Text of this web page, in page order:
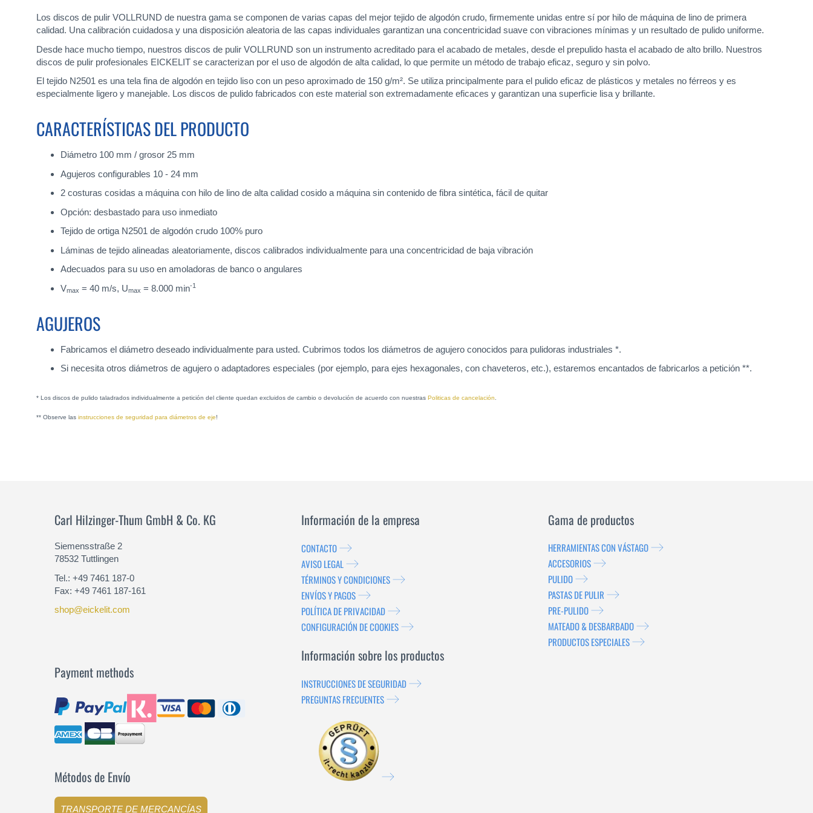
Los discos de pulir VOLLRUND de nuestra gama se componen de varias capas del mejor tejido de algodón crudo, firmemente unidas entre sí por hilo de máquina de lino de primera
calidad. Una calibración cuidadosa y una disposición aleatoria de las capas individuales garantizan una concentricidad suave con vibraciones mínimas y un resultado de pulido uniforme.
Desde hace mucho tiempo, nuestros discos de pulir VOLLRUND son un instrumento acreditado para el acabado de metales, desde el prepulido hasta el acabado de alto brillo. Nuestros
discos de pulir profesionales EICKELIT se caracterizan por el uso de algodón de alta calidad, lo que permite un método de trabajo eficaz, seguro y sin polvo.
El tejido N2501 es una tela fina de algodón en tejido liso con un peso aproximado de 150 g/m². Se utiliza principalmente para el pulido eficaz de plásticos y metales no férreos y es
especialmente ligero y manejable. Los discos de pulido fabricados con este material son extremadamente eficaces y garantizan una superficie lisa y brillante.
CARACTERÍSTICAS DEL PRODUCTO
Diámetro 100 mm / grosor 25 mm
Agujeros configurables 10 - 24 mm
2 costuras cosidas a máquina con hilo de lino de alta calidad cosido a máquina sin contenido de fibra sintética, fácil de quitar
Opción: desbastado para uso inmediato
Tejido de ortiga N2501 de algodón crudo 100% puro
Láminas de tejido alineadas aleatoriamente, discos calibrados individualmente para una concentricidad de baja vibración
Adecuados para su uso en amoladoras de banco o angulares
Vmax = 40 m/s, Umax = 8.000 min-1
AGUJEROS
Fabricamos el diámetro deseado individualmente para usted. Cubrimos todos los diámetros de agujero conocidos para pulidoras industriales *.
Si necesita otros diámetros de agujero o adaptadores especiales (por ejemplo, para ejes hexagonales, con chaveteros, etc.), estaremos encantados de fabricarlos a petición **.
* Los discos de pulido taladrados individualmente a petición del cliente quedan excluidos de cambio o devolución de acuerdo con nuestras Politicas de cancelación.
** Observe las instrucciones de seguridad para diámetros de eje!
Carl Hilzinger-Thum GmbH & Co. KG
Siemensstraße 2
78532 Tuttlingen
Tel.: +49 7461 187-0
Fax: +49 7461 187-161
shop@eickelit.com
Payment methods
Métodos de Envío
TRANSPORTE DE MERCANCÍAS
Información de la empresa
CONTACTO
AVISO LEGAL
TÉRMINOS Y CONDICIONES
ENVÍOS Y PAGOS
POLÍTICA DE PRIVACIDAD
CONFIGURACIÓN DE COOKIES
Información sobre los productos
INSTRUCCIONES DE SEGURIDAD
PREGUNTAS FRECUENTES
Gama de productos
HERRAMIENTAS CON VÁSTAGO
ACCESORIOS
PULIDO
PASTAS DE PULIR
PRE-PULIDO
MATEADO & DESBARBADO
PRODUCTOS ESPECIALES